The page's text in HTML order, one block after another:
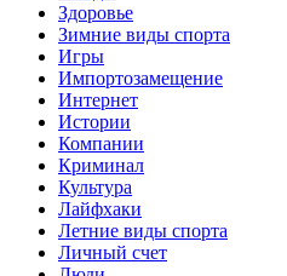
Здоровье
Зимние виды спорта
Игры
Импортозамещение
Интернет
Истории
Компании
Криминал
Культура
Лайфхаки
Летние виды спорта
Личный счет